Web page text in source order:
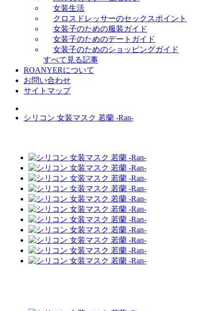
女装生活
クロスドレッサーのセックスポイント
女装子のための服装ガイド
女装子のためのデートガイド
女装子のためのショッピングガイド
すべて見る記事
ROANYERについて
お問い合わせ
サイトマップ
シリコン 女装マスク 若蘭 -Ran-